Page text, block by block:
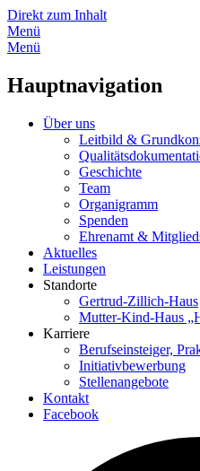
Direkt zum Inhalt
Menü
Menü
Hauptnavigation
Über uns
Leitbild &
Geschichte
Team
Organigramm
Spenden
Ehrenamt &
Aktuelles
Leistungen
Standorte
Gertrud-Zillich-Haus
Mutter-Kind-Haus
Karriere
Berufseinsteiger,
Initiativbewerbung
Stellenangebote
Kontakt
Facebook